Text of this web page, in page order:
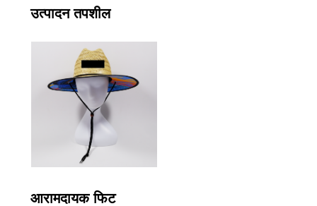
उत्पादन तपशील
आरामदायक फिट